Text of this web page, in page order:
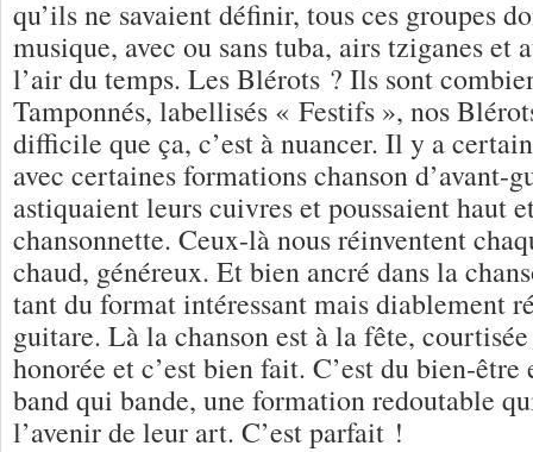
qu’ils ne savaient définir, tous ces groupes
musique, avec ou sans tuba, airs tziganes et
l’air du temps. Les Blérots ? Ils sont
Tamponnés, labellisés « Festifs », nos
difficile que ça, c’est à nuancer. Il y a
avec certaines formations chanson d’avant-
astiquaient leurs cuivres et poussaient haut
chansonnette. Ceux-là nous réinventent
chaud, généreux. Et bien ancré dans la
tant du format intéressant mais diablement
guitare. Là la chanson est à la fête,
honorée et c’est bien fait. C’est du bien-être
band qui bande, une formation redoutable
l’avenir de leur art. C’est parfait !